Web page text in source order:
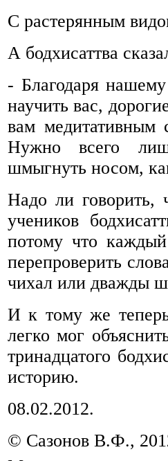
С растерянным
А бодхисаттва
- Благодаря
научить вас,
вам медитативным
Нужно всего
шмыгнуть носом,
Надо ли говорить,
учеников
потому что
перепроверить
чихал или дважды
И к тому же
легко мог
тринадцатого
историю.
08.02.2012.
© Сазонов В.Ф.,